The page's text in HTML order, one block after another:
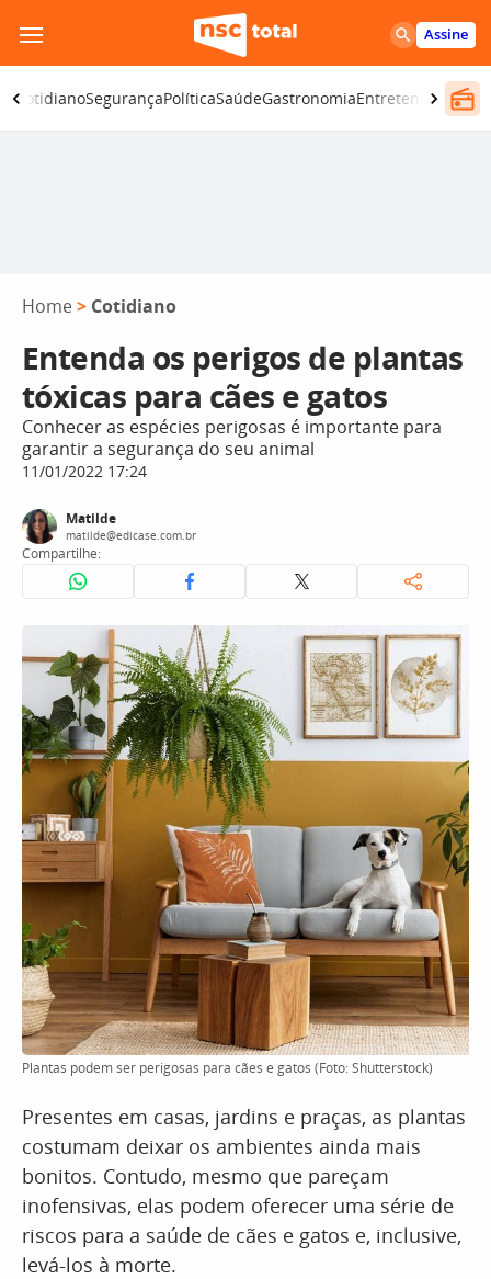
para
o
conteúdo
Assine
CotidianoSegurançaPolíticaSaúdeGastronomiaEntretenimento
Home > Cotidiano
Entenda os perigos de plantas
tóxicas para cães e gatos
Conhecer as espécies perigosas é importante para
garantir a segurança do seu animal
11/01/2022 17:24
Matilde
matilde@edicase.com.br
Compartilhe:
Plantas podem ser perigosas para cães e gatos (Foto: Shutterstock)
Presentes em casas, jardins e praças, as plantas
costumam deixar os ambientes ainda mais
bonitos. Contudo, mesmo que pareçam
inofensivas, elas podem oferecer uma série de
riscos para a saúde de cães e gatos e, inclusive,
levá-los à morte.